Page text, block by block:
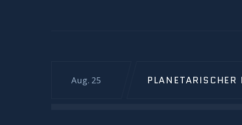
Aug. 25